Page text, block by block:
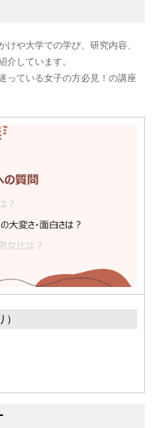
や大学での学び、研究内容、
介しています。
っている女子の方必見！の講座